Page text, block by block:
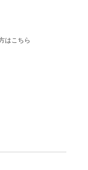
はこちら